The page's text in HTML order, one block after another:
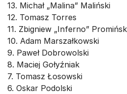
13. Michał „Malina” Maliński
12. Tomasz Torres
11. Zbigniew „Inferno”
10. Adam Marszałkowski
9. Paweł Dobrowolski
8. Maciej Gołyźniak
7. Tomasz Łosowski
6. Oskar Podolski